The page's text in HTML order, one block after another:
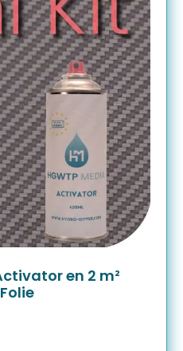
en 2 m²